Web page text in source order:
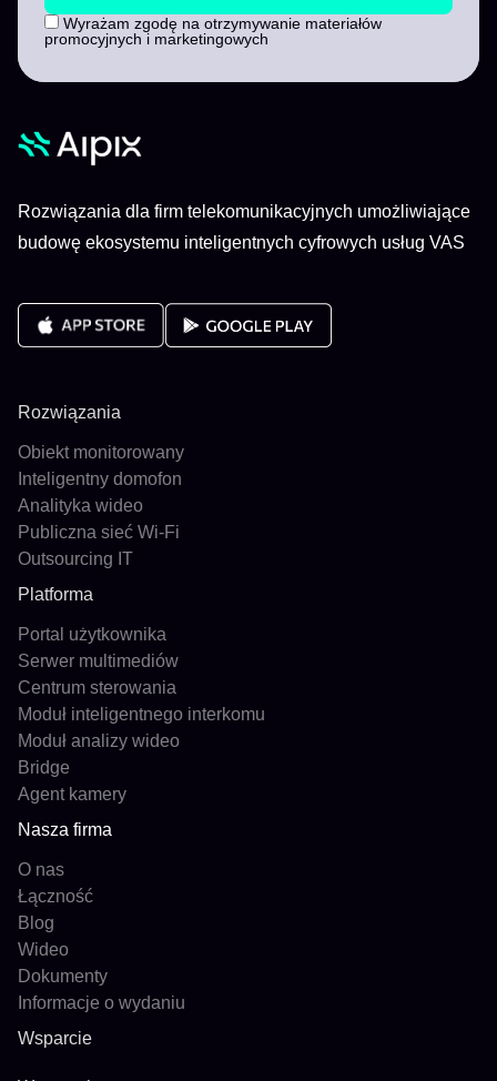
Wyrażam zgodę na otrzymywanie materiałów
promocyjnych i marketingowych
Rozwiązania dla firm telekomunikacyjnych umożliwiające
budowę ekosystemu inteligentnych cyfrowych usług VAS
Rozwiązania
Obiekt monitorowany
Inteligentny domofon
Analityka wideo
Publiczna sieć Wi-Fi
Outsourcing IT
Platforma
Portal użytkownika
Serwer multimediów
Centrum sterowania
Moduł inteligentnego interkomu
Moduł analizy wideo
Bridge
Agent kamery
Nasza firma
O nas
Łączność
Blog
Wideo
Dokumenty
Informacje o wydaniu
Wsparcie